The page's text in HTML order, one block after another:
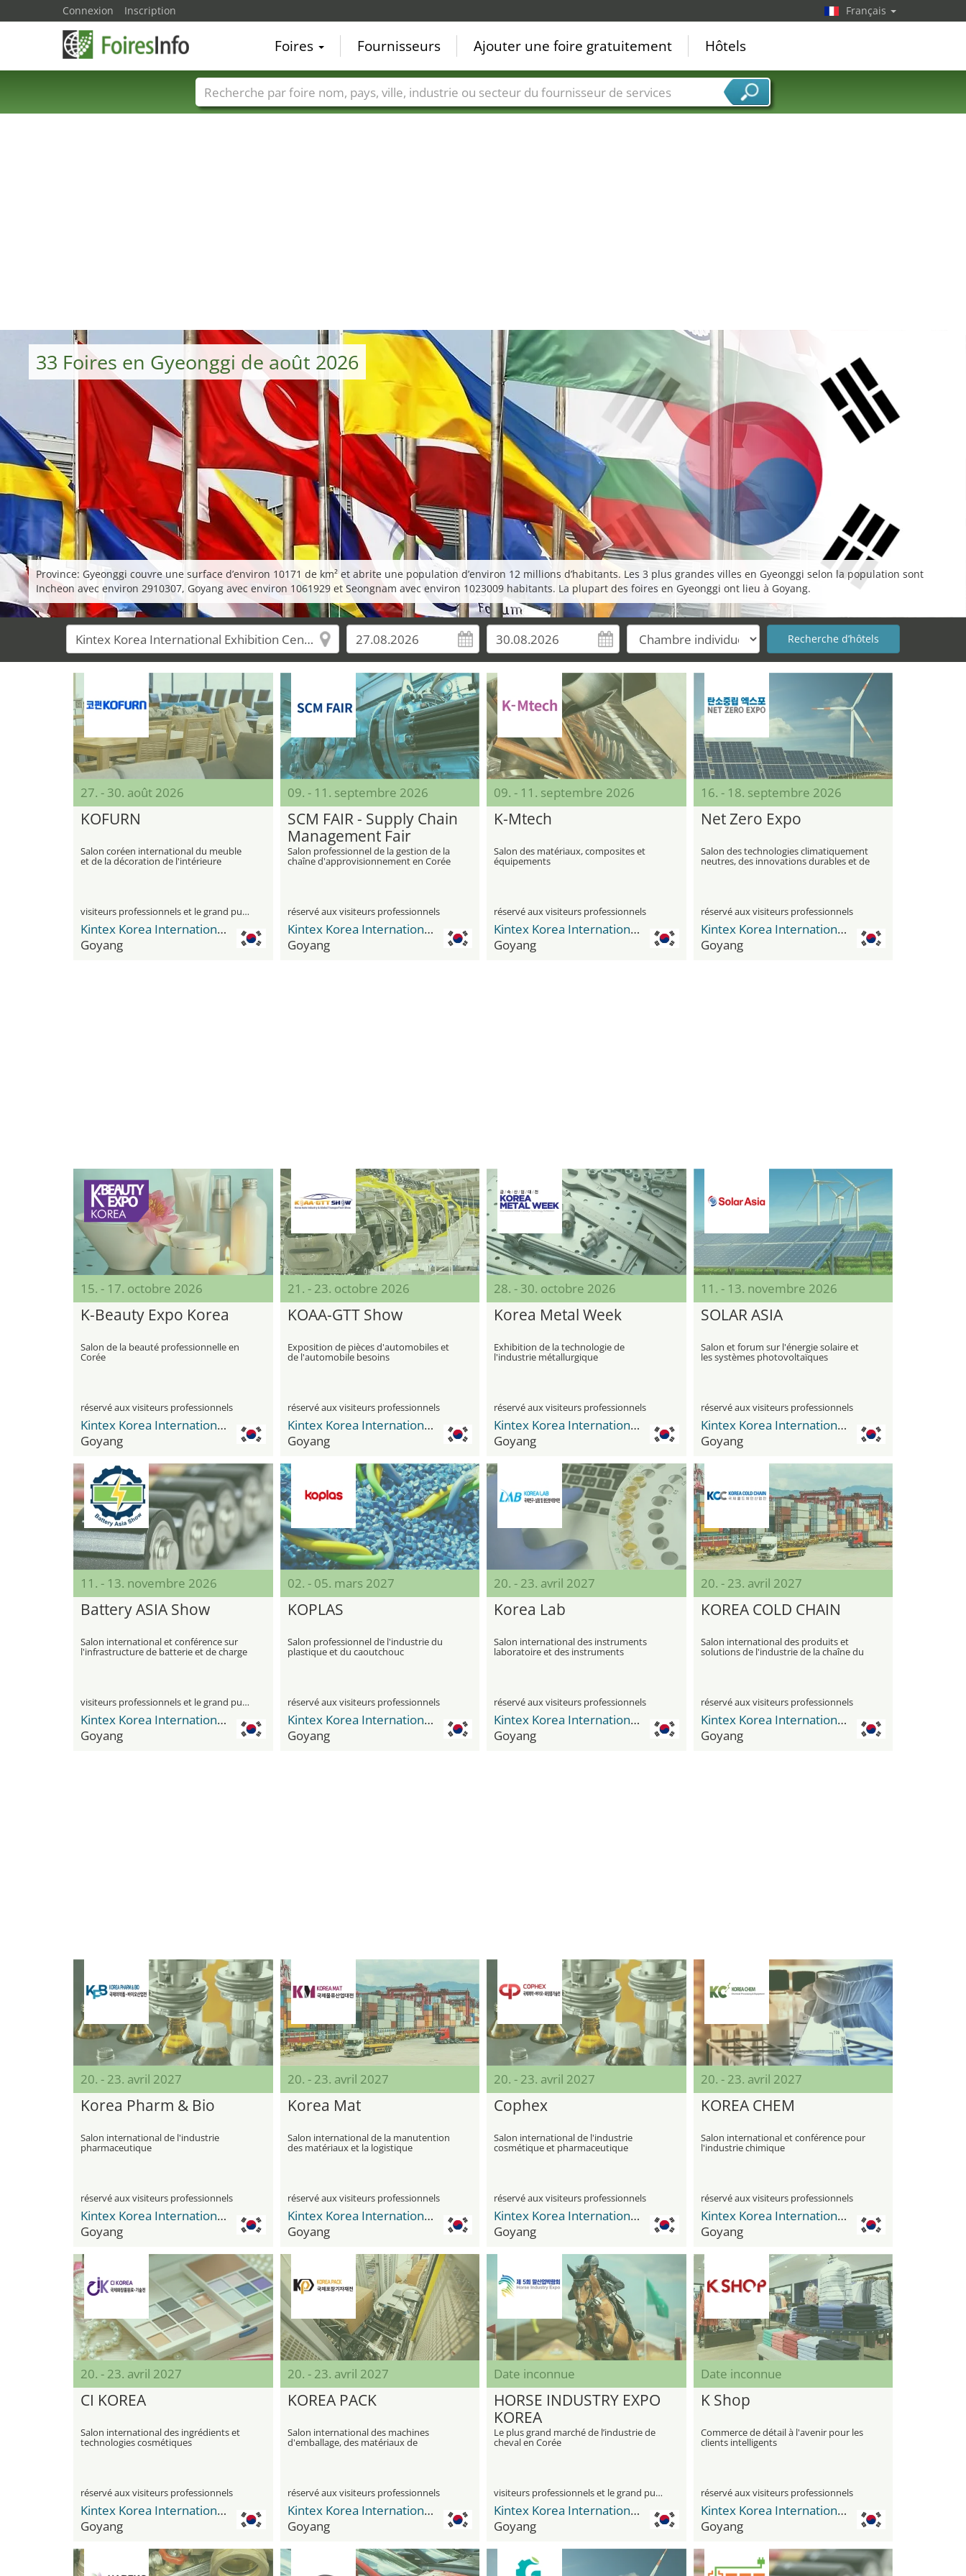
33 Foires en Gyeonggi de août 2026
Province: Gyeonggi couvre une surface d’environ 10171 de km² et abrite une population d’environ 12 millions d’habitants. Les 3 plus grandes villes en Gyeonggi selon la population sont
Incheon avec environ 2910307, Goyang avec environ 1061929 et Seongnam avec environ 1023009 habitants. La plupart des foires en Gyeonggi ont lieu à Goyang.
27. - 30. août 2026
KOFURN
Salon coréen international du meuble
et de la décoration de l'intérieure
visiteurs professionnels et le grand public
Kintex Korea International Exhibition Center
Goyang
09. - 11. septembre 2026
SCM FAIR - Supply Chain
Management Fair
Salon professionnel de la gestion de la
chaîne d'approvisionnement en Corée
réservé aux visiteurs professionnels
Kintex Korea International Exhibition Center
Goyang
09. - 11. septembre 2026
K-Mtech
Salon des matériaux, composites et
équipements
réservé aux visiteurs professionnels
Kintex Korea International Exhibition Center
Goyang
16. - 18. septembre 2026
Net Zero Expo
Salon des technologies climatiquement
neutres, des innovations durables et de
réservé aux visiteurs professionnels
Kintex Korea International Exhibition Center
Goyang
15. - 17. octobre 2026
K-Beauty Expo Korea
Salon de la beauté professionnelle en
Corée
réservé aux visiteurs professionnels
Kintex Korea International Exhibition Center
Goyang
21. - 23. octobre 2026
KOAA-GTT Show
Exposition de pièces d'automobiles et
de l'automobile besoins
réservé aux visiteurs professionnels
Kintex Korea International Exhibition Center
Goyang
28. - 30. octobre 2026
Korea Metal Week
Exhibition de la technologie de
l'industrie métallurgique
réservé aux visiteurs professionnels
Kintex Korea International Exhibition Center
Goyang
11. - 13. novembre 2026
SOLAR ASIA
Salon et forum sur l'énergie solaire et
les systèmes photovoltaïques
réservé aux visiteurs professionnels
Kintex Korea International Exhibition Center
Goyang
11. - 13. novembre 2026
Battery ASIA Show
Salon international et conférence sur
l'infrastructure de batterie et de charge
visiteurs professionnels et le grand public
Kintex Korea International Exhibition Center
Goyang
02. - 05. mars 2027
KOPLAS
Salon professionnel de l'industrie du
plastique et du caoutchouc
réservé aux visiteurs professionnels
Kintex Korea International Exhibition Center
Goyang
20. - 23. avril 2027
Korea Lab
Salon international des instruments
laboratoire et des instruments
réservé aux visiteurs professionnels
Kintex Korea International Exhibition Center
Goyang
20. - 23. avril 2027
KOREA COLD CHAIN
Salon international des produits et
solutions de l'industrie de la chaîne du
réservé aux visiteurs professionnels
Kintex Korea International Exhibition Center
Goyang
20. - 23. avril 2027
Korea Pharm & Bio
Salon international de l'industrie
pharmaceutique
réservé aux visiteurs professionnels
Kintex Korea International Exhibition Center
Goyang
20. - 23. avril 2027
Korea Mat
Salon international de la manutention
des matériaux et la logistique
réservé aux visiteurs professionnels
Kintex Korea International Exhibition Center
Goyang
20. - 23. avril 2027
Cophex
Salon international de l'industrie
cosmétique et pharmaceutique
réservé aux visiteurs professionnels
Kintex Korea International Exhibition Center
Goyang
20. - 23. avril 2027
KOREA CHEM
Salon international et conférence pour
l'industrie chimique
réservé aux visiteurs professionnels
Kintex Korea International Exhibition Center
Goyang
20. - 23. avril 2027
CI KOREA
Salon international des ingrédients et
technologies cosmétiques
réservé aux visiteurs professionnels
Kintex Korea International Exhibition Center
Goyang
20. - 23. avril 2027
KOREA PACK
Salon international des machines
d'emballage, des matériaux de
transformation et d'emballage
réservé aux visiteurs professionnels
Kintex Korea International Exhibition Center
Goyang
Date inconnue
HORSE INDUSTRY EXPO
KOREA
Le plus grand marché de l’industrie de
cheval en Corée
visiteurs professionnels et le grand public
Kintex Korea International Exhibition Center
Goyang
Date inconnue
K Shop
Commerce de détail à l'avenir pour les
clients intelligents
réservé aux visiteurs professionnels
Kintex Korea International Exhibition Center
Goyang
Connexion Inscription Français
Foires Fournisseurs Ajouter une foire gratuitement Hôtels
Foire noms Pays Villes Secteurs de foire Secteurs du fournisseur de services